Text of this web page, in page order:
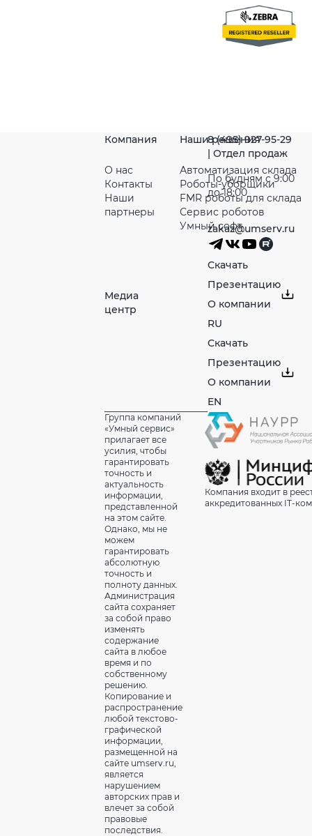
Компания
О нас
Контакты
Наши
партнeры
Медиа
центр
Наши решения
Автоматизация склада
Роботы-уборщики
FMR роботы для склада
Сервис роботов
Умный софт
8 (495) 927-95-29
| Отдел продаж
По будням с 9:00
до 18:00
zakaz@umserv.ru
Скачать
Презентацию
О компании
RU
Скачать
Презентацию
О компании
EN
Группа компаний
«Умный сервис»
прилагает все
усилия, чтобы
гарантировать
точность и
актуальность
информации,
представленной
на этом сайте.
Однако, мы не
можем
гарантировать
абсолютную
точность и
полноту данных.
Администрация
сайта сохраняет
за собой право
изменять
содержание
сайта в любое
время и по
собственному
решению.
Копирование и
распространение
любой текстово-
графической
информации,
размещенной на
сайте umserv.ru,
является
нарушением
авторских прав и
влечет за собой
правовые
последствия.
Компания входит в
аккредитованных IT-